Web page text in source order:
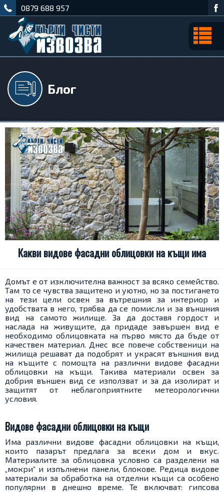
0879 688 957
Блог
Какви видове фасадни облицовки на къщи има
Домът е от изключителна важност за всяко семейство.
Там то се чувства защитено и уютно, но за постигането
на тези цели освен за вътрешния за интериор и
удобствата в него, трябва да се помисли и за външния
вид на самото жилище. За да доставя гордост и
наслада на живущите, да придаде завършен вид е
необходимо облицовката на първо място да бъде от
качествен материал. Днес все повече собственици на
жилища решават да подобрят и украсят външния вид
на къщите с помощта на различни видове фасадни
облицовки на къщи. Такива материали освен за
добрия външен вид се използват и за да изолират и
защитят от неблагоприятните метеорологични
условия.
Видове фасадни облицовки на къщи
Има различни видове фасадни облицовки на къщи,
които пазарът предлага за всеки дом и вкус.
Материалите за облицовка условно са разделени на
„мокри“ и изпълнени панели, блокове. Редица видове
материали за обработка на отделни къщи са особено
популярни в днешно време. Те включват: гипсова